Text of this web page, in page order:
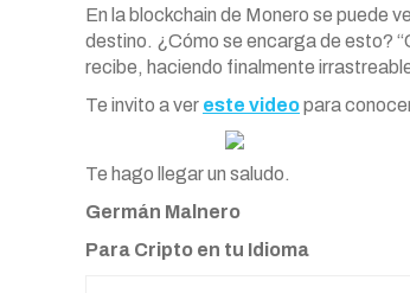
En la blockchain de Monero se puede
destino. ¿Cómo se encarga de esto?
recibe, haciendo finalmente
Te invito a ver este videopara
Te hago llegar un saludo.
Germán Malnero
Para Cripto en tu Idioma